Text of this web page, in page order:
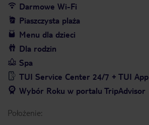
Darmowe Wi-Fi
Piaszczysta plaża
Menu dla dzieci
Dla rodzin
Spa
TUI Service Center 24/7 + TUI App
Wybór Roku w portalu TripAdvisor
Położenie: